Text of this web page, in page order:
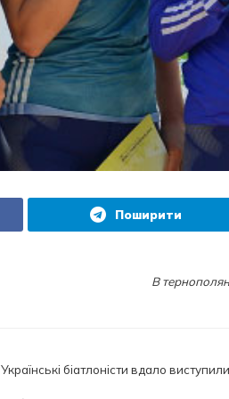
Поширити
В
Українські біатлоністи вдало